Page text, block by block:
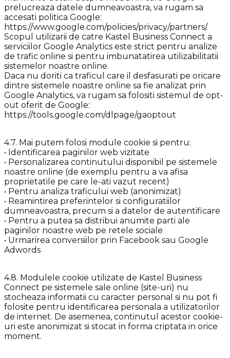
prelucreaza datele dumneavoastra, va rugam sa
accesati politica Google:
https://www.google.com/policies/privacy/partners/.
Scopul utilizarii de catre Kastel Business Connect a
serviciilor Google Analytics este strict pentru analize
de trafic online si pentru imbunatatirea utilizabilitatii
sistemelor noastre online.
Daca nu doriti ca traficul care il desfasurati pe oricare
dintre sistemele noastre online sa fie analizat prin
Google Analytics, va rugam sa folositi sistemul de opt-
out oferit de Google:
https://tools.google.com/dlpage/gaoptout
4.7. Mai putem folosi module cookie si pentru:
• Identificarea paginilor web vizitate
• Personalizarea continutului disponibil pe sistemele
noastre online (de exemplu pentru a va afisa
proprietatile pe care le-ati vazut recent)
• Pentru analiza traficului web (anonimizat)
• Reamintirea preferintelor si configuratiilor
dumneavoastra, precum si a datelor de autentificare
• Pentru a putea sa distribui anumite parti ale
paginilor noastre web pe retele sociale
• Urmarirea conversiilor prin Facebook sau Google
Adwords
4.8. Modulele cookie utilizate de Kastel Business
Connect pe sistemele sale online (site-uri) nu
stocheaza informatii cu caracter personal si nu pot fi
folosite pentru identificarea personala a utilizatorilor
de internet. De asemenea, continutul acestor cookie-
uri este anonimizat si stocat in forma criptata in orice
moment.